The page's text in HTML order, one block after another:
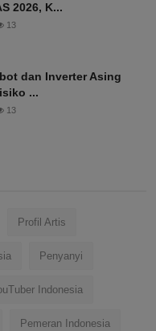
2026, K...
13
dan Inverter Asing
...
13
Profil Artis
Penyanyi
Indonesia
Pemeran Indonesia